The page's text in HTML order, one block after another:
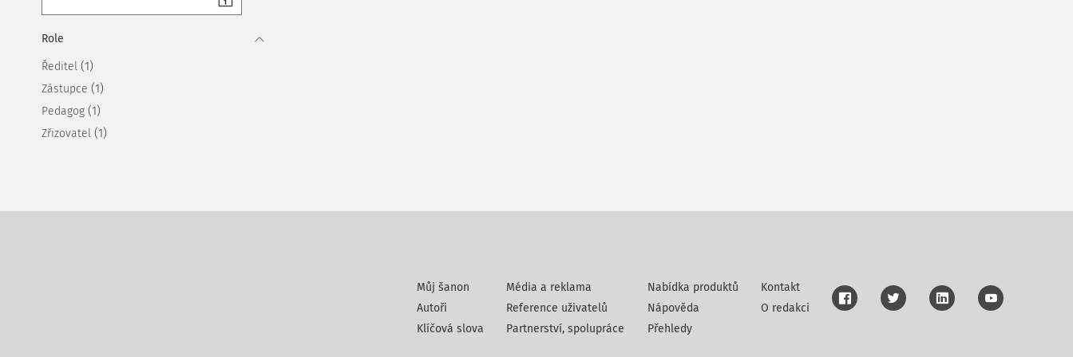
Role
Ředitel (1)
Zástupce (1)
Pedagog (1)
Zřizovatel (1)
Můj šanon
Autoři
Klíčová slova
Média a reklama
Reference uživatelů
Partnerství, spolupráce
Nabídka produktů
Nápověda
Přehledy
Kontakt
O redakci